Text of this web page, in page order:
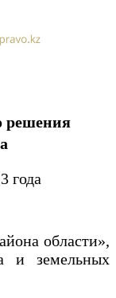
решения
года
области»,
и земельных